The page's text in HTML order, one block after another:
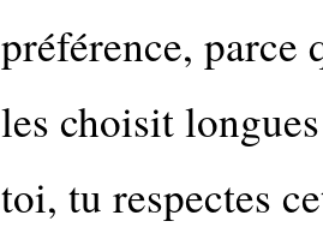
préférence, parce
les choisit
toi, tu respectes